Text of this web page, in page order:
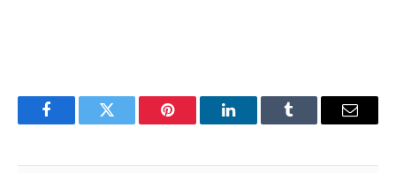
FacebookTwitter Pinterest LinkedInTumblr Email